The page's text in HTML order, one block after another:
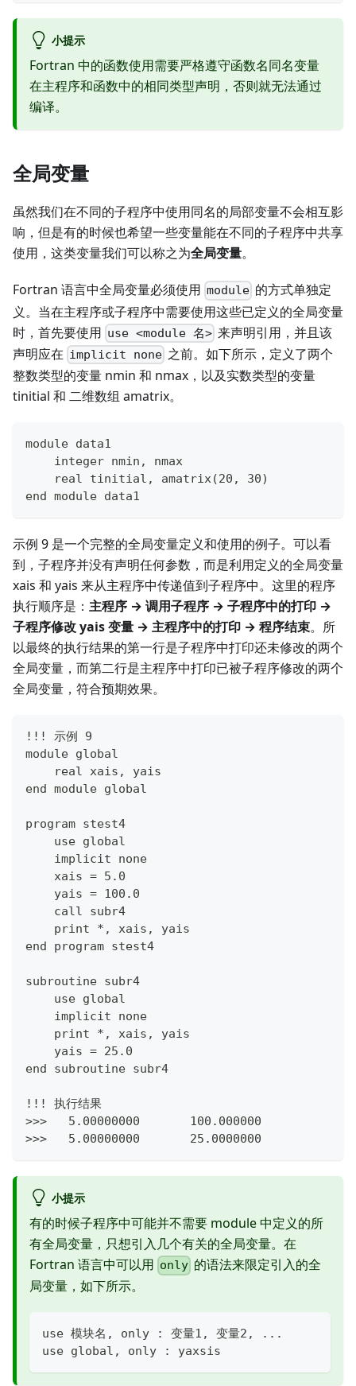
小提示
Fortran 中的函数使用需要严格遵守函数名同名变量
在主程序和函数中的相同类型声明，否则就无法通过
编译。
全局变量
虽然我们在不同的子程序中使用同名的局部变量不会相互影
响，但是有的时候也希望一些变量能在不同的子程序中共享
使用，这类变量我们可以称之为全局变量。
Fortran 语言中全局变量必须使用 module 的方式单独定
义。当在主程序或子程序中需要使用这些已定义的全局变量
时，首先要使用 use <module 名> 来声明引用，并且该
声明应在 implicit none 之前。如下所示，定义了两个
整数类型的变量 nmin 和 nmax，以及实数类型的变量
tinitial 和 二维数组 amatrix。
module data1
    integer nmin, nmax
    real tinitial, amatrix(20, 30)
end module data1
示例 9 是一个完整的全局变量定义和使用的例子。可以看
到，子程序并没有声明任何参数，而是利用定义的全局变量
xais 和 yais 来从主程序中传递值到子程序中。这里的程序
执行顺序是： 主程序 → 调用子程序 → 子程序中的打印 →
子程序修改 yais 变量 → 主程序中的打印 → 程序结束。所
以最终的执行结果的第一行是子程序中打印还未修改的两个
全局变量，而第二行是主程序中打印已被子程序修改的两个
全局变量，符合预期效果。
!!! 示例 9
module global
    real xais, yais
end module global
program stest4
    use global
    implicit none
    xais = 5.0
    yais = 100.0
    call subr4
    print *, xais, yais
end program stest4
subroutine subr4
    use global
    implicit none
    print *, xais, yais
    yais = 25.0
end subroutine subr4
!!! 执行结果
>>>   5.00000000       100.000000
>>>   5.00000000       25.0000000
小提示
有的时候子程序中可能并不需要 module 中定义的所
有全局变量，只想引入几个有关的全局变量。在
Fortran 语言中可以用 only 的语法来限定引入的全
局变量，如下所示。
use 模块名, only : 变量1, 变量2, ...
use global, only : yaxsis